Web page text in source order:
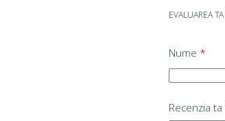
EVALUAREA TA
Nume *
Recenzia ta